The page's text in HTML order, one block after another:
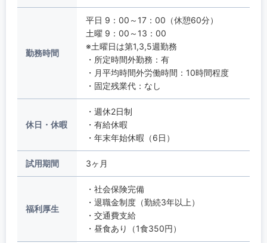
勤務時間
平日 9：00～17：00（休憩60分）
土曜 9：00～13：00
※土曜日は第1,3,5週勤務
・所定時間外勤務：有
・月平均時間外労働時間：10時間程度
・固定残業代：なし
休日・休暇
・週休2日制
・有給休暇
・年末年始休暇（6日）
試用期間 3ヶ月
福利厚生
・社会保険完備
・退職金制度（勤続3年以上）
・交通費支給
・昼食あり（1食350円）